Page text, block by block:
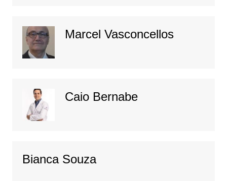
Marcel Vasconcellos
Caio Bernabe
Bianca Souza